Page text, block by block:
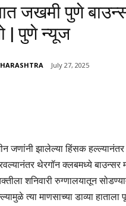
जखमी पुणे
| पुणे न्यूज
July 27, 2025
जणांनी झालेल्या हिंसक हल्ल्यानंतर
थेरगॉन क्लबमध्ये बाउन्सर
शनिवारी रुग्णालयातून
त्या माणसाच्या डाव्या हाताला